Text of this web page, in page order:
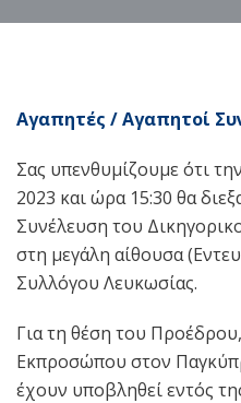
Αγαπητές / Αγαπητοί
Σας υπενθυμίζουμε ότι
2023 και ώρα 15:30 θα
Συνέλευση του
στη μεγάλη αίθουσα
Συλλόγου Λευκωσίας.
Για τη θέση του
Εκπροσώπου στον
έχουν υποβληθεί εντός